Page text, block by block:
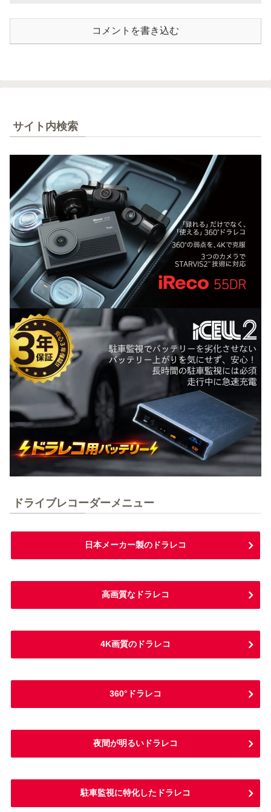
コメントを書き込む
サイト内検索
ドライブレコーダーメニュー
日本メーカー製のドラレコ
高画質なドラレコ
4K画質のドラレコ
360°ドラレコ
夜間が明るいドラレコ
駐車監視に特化したドラレコ